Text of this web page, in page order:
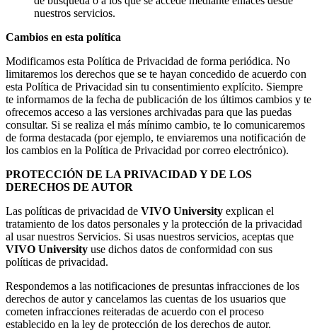
nuestros servicios.
Cambios en esta política
Modificamos esta Política de Privacidad de forma periódica. No
limitaremos los derechos que se te hayan concedido de acuerdo con
esta Política de Privacidad sin tu consentimiento explícito. Siempre
te informamos de la fecha de publicación de los últimos cambios y te
ofrecemos acceso a las versiones archivadas para que las puedas
consultar. Si se realiza el más mínimo cambio, te lo comunicaremos
de forma destacada (por ejemplo, te enviaremos una notificación de
los cambios en la Política de Privacidad por correo electrónico).
PROTECCIÓN DE LA PRIVACIDAD Y DE LOS
DERECHOS DE AUTOR
Las políticas de privacidad de VIVO University explican el
tratamiento de los datos personales y la protección de la privacidad
al usar nuestros Servicios. Si usas nuestros servicios, aceptas que
VIVO University use dichos datos de conformidad con sus
políticas de privacidad.
Respondemos a las notificaciones de presuntas infracciones de los
derechos de autor y cancelamos las cuentas de los usuarios que
cometen infracciones reiteradas de acuerdo con el proceso
establecido en la ley de protección de los derechos de autor.